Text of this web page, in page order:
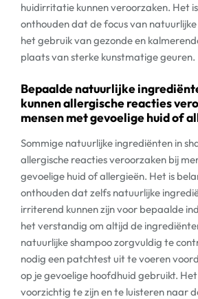
huidirritatie kunnen veroorzaken. Het
onthouden dat de focus van
het gebruik van gezonde en
plaats van sterke kunstmatige geuren.
Bepaalde natuurlijke
kunnen allergische reacties
mensen met gevoelige huid of
Sommige natuurlijke ingrediënten in
allergische reacties veroorzaken bij
gevoelige huid of allergieën. Het is
onthouden dat zelfs natuurlijke
irriterend kunnen zijn voor bepaalde
het verstandig om altijd de
natuurlijke shampoo zorgvuldig te
nodig een patchtest uit te voeren
op je gevoelige hoofdhuid gebruikt.
voorzichtig te zijn en te luisteren naar